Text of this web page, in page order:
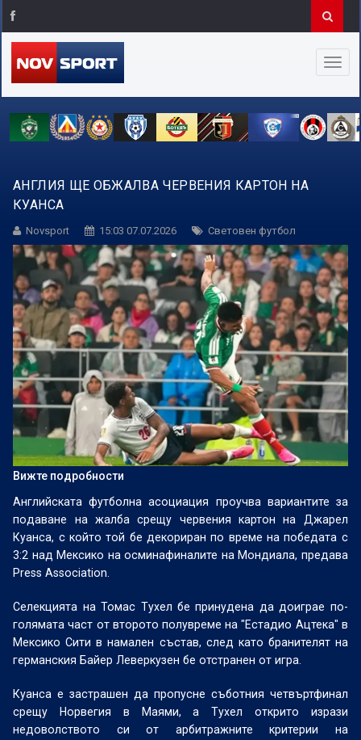
АНГЛИЯ ЩЕ ОБЖАЛВА ЧЕРВЕНИЯ КАРТОН НА
КУАНСА
Novsport 15:03 07.07.2026 Световен футбол
Вижте подробности
Английската футболна асоциация проучва вариантите за
подаване на жалба срещу червения картон на Джарел
Куанса, с който той бе декориран по време на победата с
3:2 над Мексико на осминафиналите на Мондиала, предава
Press Association.
Селекцията на Томас Тухел бе принудена да доиграе по-
голямата част от второто полувреме на "Естадио Ацтека" в
Мексико Сити в намален състав, след като бранителят на
германския Байер Леверкузен бе отстранен от игра.
Куанса е застрашен да пропусне съботния четвъртфинал
срещу Норвегия в Маями, а Тухел открито изрази
недоволството си от арбитражните критерии на